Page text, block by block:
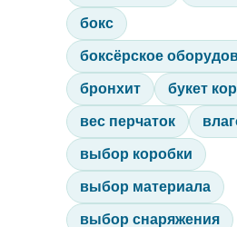
бокс
боксёрское
бронхит букет
вес перчаток
выбор коробки
выбор материала
выбор снаряжения